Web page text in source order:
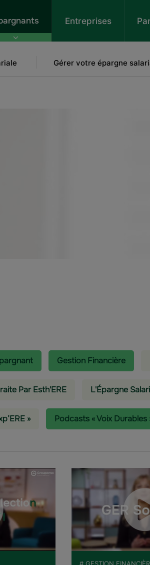
Gérer votre épargne
Entreprises
Gestion Financière
Par Esth'ERE L'épargne
» Podcasts « Voix Durables
# GESTION